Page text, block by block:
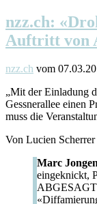
nzz.ch:
Auftritt von
nzz.ch vom
„Mit der Einladung
Gessnerallee einen
muss die
Von Lucien Scherrer
Marc
eingeknickt,